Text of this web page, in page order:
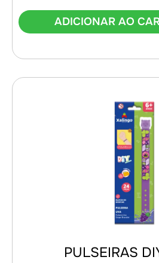
ADICIONAR AO
PULSEIRAS